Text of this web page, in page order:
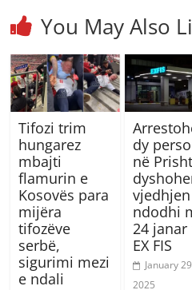
You May Also
Tifozi trim
hungarez
mbajti
flamurin e
Kosovës para
mijëra
tifozëve
serbë,
sigurimi mezi
e ndali
dy
në
ndodhi
24 janar
EX FIS
January
2025